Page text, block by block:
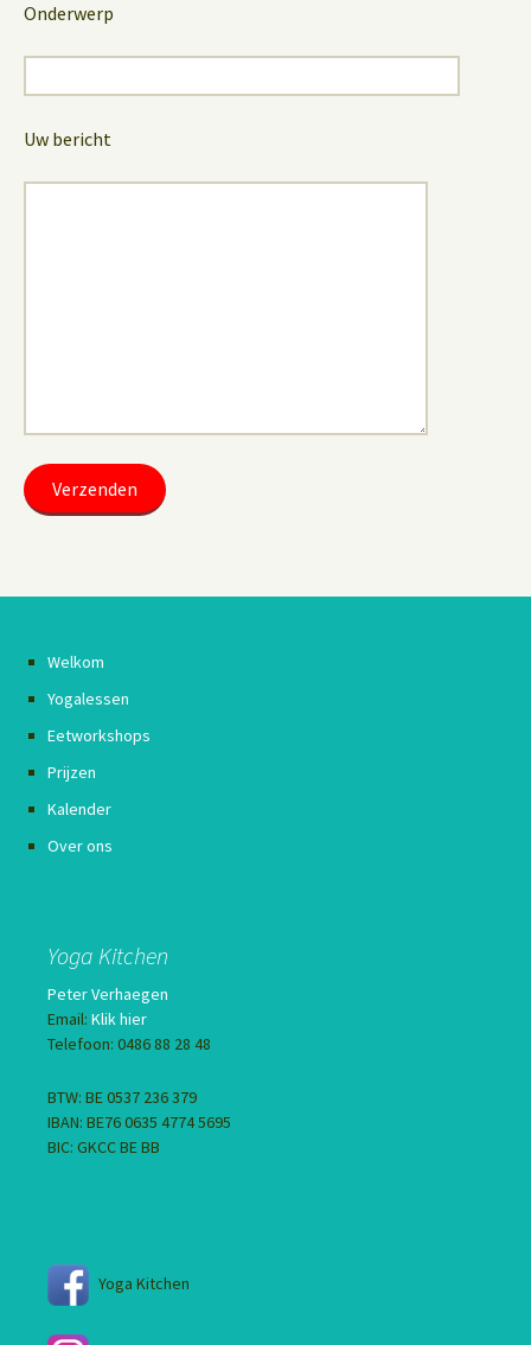
Onderwerp
Uw bericht
Welkom
Yogalessen
Eetworkshops
Prijzen
Kalender
Over ons
Yoga Kitchen
Peter Verhaegen
Email: Klik hier
Telefoon: 0486 88 28 48
BTW: BE 0537 236 379
IBAN: BE76 0635 4774 5695
BIC: GKCC BE BB
Yoga Kitchen